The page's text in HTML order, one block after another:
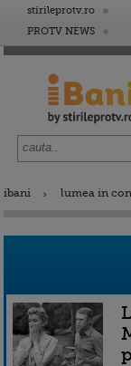
stirileprotv.ro
PROTV NEWS
ibani lumea in